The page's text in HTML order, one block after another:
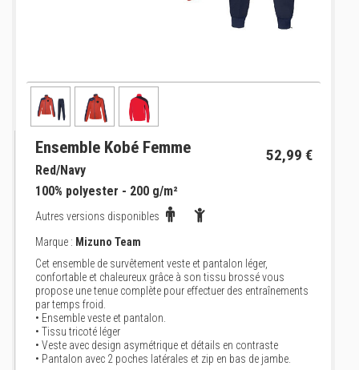
Ensemble Kobé Femme 52,99 €
Red/Navy
100% polyester - 200 g/m²
Autres versions disponibles
Marque : Mizuno Team
Cet ensemble de survêtement veste et pantalon léger,
confortable et chaleureux grâce à son tissu brossé vous
propose une tenue complète pour effectuer des entraînements
par temps froid.
• Ensemble veste et pantalon.
• Tissu tricoté léger
• Veste avec design asymétrique et détails en contraste
• Pantalon avec 2 poches latérales et zip en bas de jambe.